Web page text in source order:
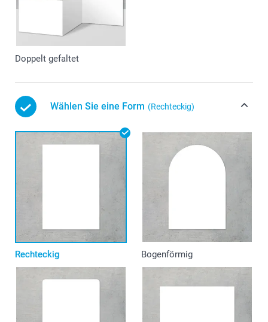
Doppelt gefaltet
Wählen Sie eine Form (Rechteckig)
Rechteckig Bogenförmig